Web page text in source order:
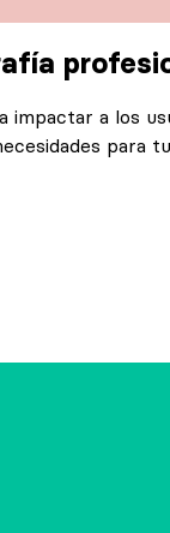
impactar a los
para